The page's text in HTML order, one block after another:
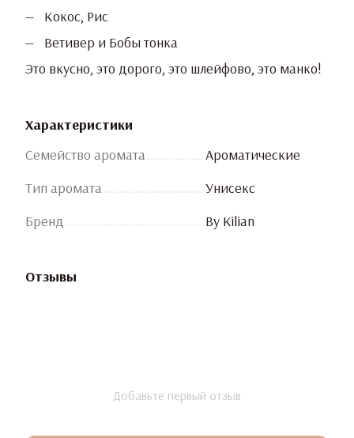
Кокос, Рис
Ветивер и Бобы тонка
Это вкусно, это дорого, это шлейфово, это манко!
Характеристики
Семейство аромата
Ароматические
Тип аромата
Унисекс
Бренд
By Kilian
Отзывы
Добавьте первый отзыв